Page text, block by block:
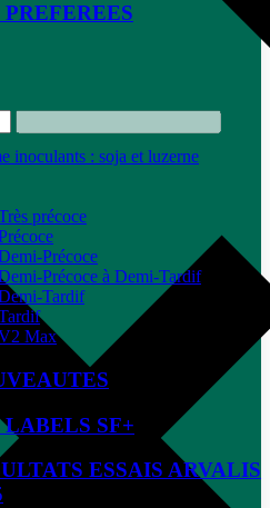
inoculants : soja et luzerne
précoce
Précoce
Précoce à Demi-Tardif
Tardif
Max
LABELS SF+
ESSAIS ARVALIS